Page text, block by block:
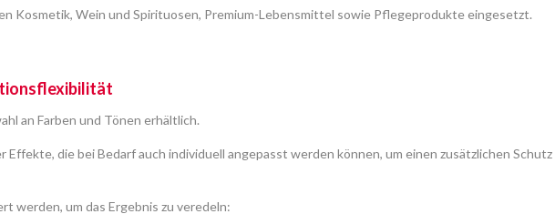
Kosmetik, Wein und Spirituosen, Premium-Lebensmittel sowie Pflegeprodukte eingesetzt.
an Farben und Tönen erhältlich.
Effekte, die bei Bedarf auch individuell angepasst werden können, um einen zusätzlichen
werden, um das Ergebnis zu veredeln: